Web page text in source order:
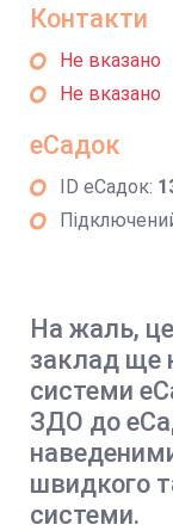
Контакти
Не вказано
Не вказано
еСадок
ID еСадок:
На жаль,
заклад ще
системи
ЗДО до
швидкого
системи.